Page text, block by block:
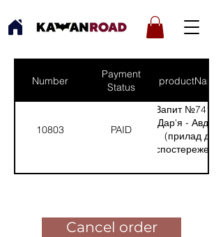
Number
Payment
Status
productNames
10803 PAID
Запит №741 від:
Дар'я - Авдіївка
(прилад для
спостереження)
1)
Cancel order